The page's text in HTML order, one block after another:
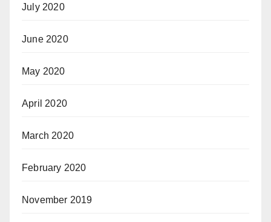
July 2020
June 2020
May 2020
April 2020
March 2020
February 2020
November 2019